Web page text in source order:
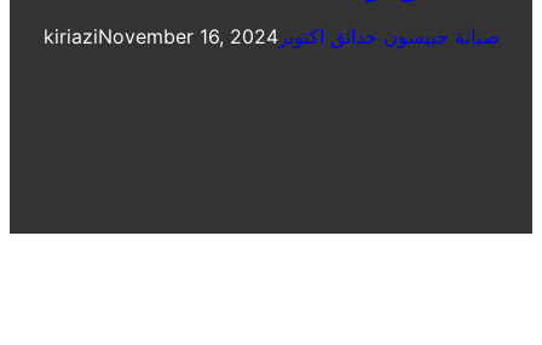
kiriaziNovember 16, 2024صيانة جيبسون حدائق اكتوبر